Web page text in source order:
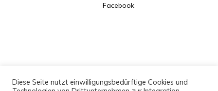
Facebook
Diese Seite nutzt einwilligungsbedürftige Cookies und